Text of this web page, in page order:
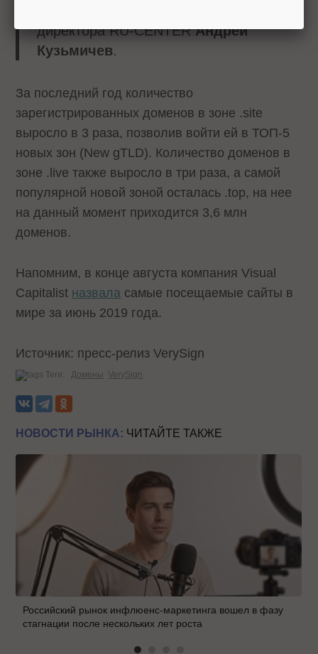
директора RU-CENTERАндрей
Кузьмичев.
За последний год количество
зарегистрированных доменов в зоне .site
выросло в 3 раза, позволив войти ей в ТОП-5
новых зон (New gTLD). Количество доменов в
зоне .live также выросло в три раза, а самой
популярной новой зоной осталась .top, на нее
на данный момент приходится 3,6 млн
доменов.
Напомним, в конце августа компания Visual
Capitalist назвала самые посещаемые сайты в
мире за июнь 2019 года.
Источник: пресс-релиз VerySign
Теги: Домены VerySign
НОВОСТИ РЫНКА: ЧИТАЙТЕ ТАКЖЕ
Российский рынок инфлюенс-маркетинга вошел в фазу
стагнации после нескольких лет роста